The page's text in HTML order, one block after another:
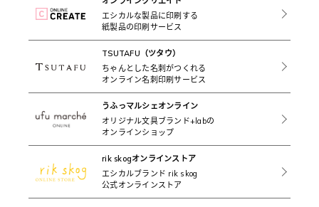
エシカルな製品に印刷する
紙製品の印刷サービス
TSUTAFU（ツタウ）
ちゃんとした名刺がつくれる
オンライン名刺印刷サービス
うふっマルシェオンライン
オリジナル文具ブランド+labの
オンラインショップ
rik skogオンラインストア
エシカルブランド rik skog
公式オンラインストア